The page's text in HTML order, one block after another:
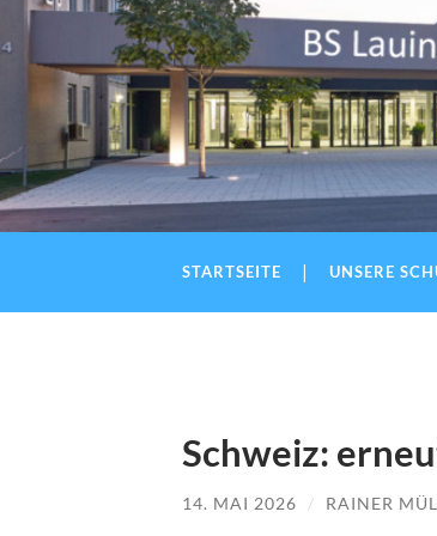
STARTSEITE UNSERE
Schweiz:
14. MAI 2026 / RAINER